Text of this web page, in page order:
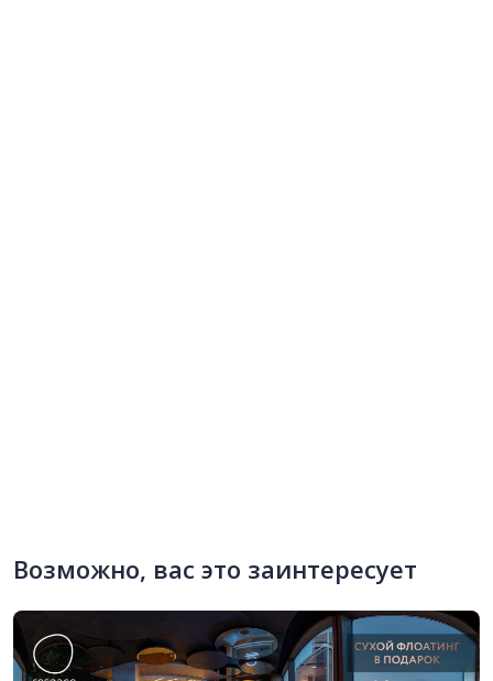
Возможно, вас это заинтересует